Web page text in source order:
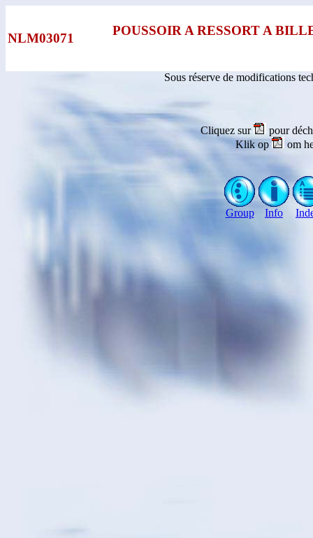
NLM03071
POUSSOIR A RESSORT A
Sous réserve de modifications
Cliquez sur
pour
Klik op
om
Group Info